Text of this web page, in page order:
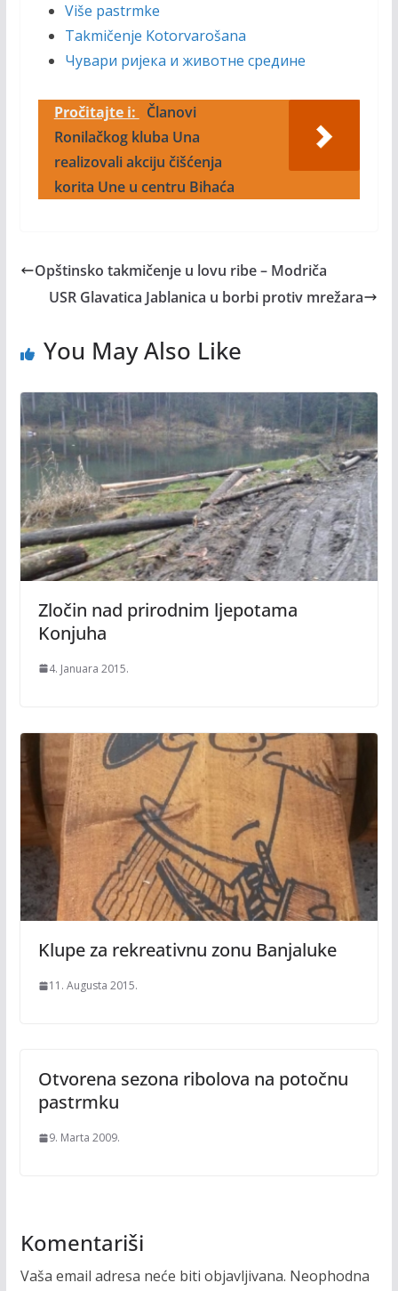
Više pastrmke
Takmičenje Kotorvarošana
Чувари ријека и животне средине
Pročitajte i:
Članovi
Ronilačkog kluba Una
realizovali akciju čišćenja
korita Une u centru Bihaća
Opštinsko takmičenje u lovu ribe – Modriča
USR Glavatica Jablanica u borbi protiv mrežara
You May Also Like
Zločin nad prirodnim ljepotama
Konjuha
4. Januara 2015.
Klupe za rekreativnu zonu Banjaluke
11. Augusta 2015.
Otvorena sezona ribolova na potočnu
pastrmku
9. Marta 2009.
Komentariši
Vaša email adresa neće biti objavljivana. Neophodna